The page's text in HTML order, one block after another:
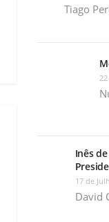
Tiago
Inês
17 de
David